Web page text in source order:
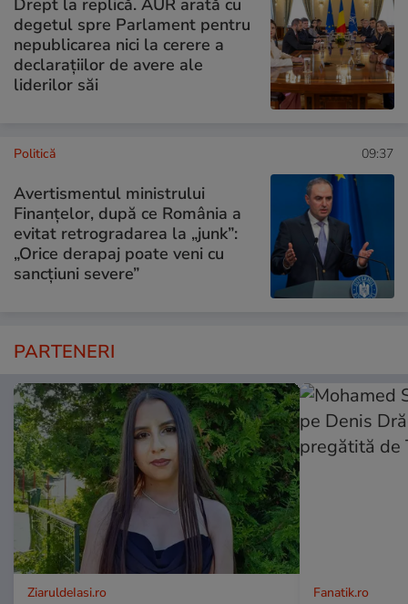
degetul spre Parlament pentru
nepublicarea nici la cerere a
declarațiilor de avere ale
liderilor săi
Politică 09:37
Avertismentul ministrului
Finanțelor, după ce România a
evitat retrogradarea la „junk”:
„Orice derapaj poate veni cu
sancțiuni severe”
PARTENERI
ZiaruldeIasi.ro Fanatik.ro